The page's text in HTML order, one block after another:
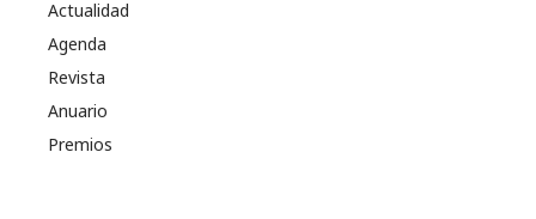
Actualidad
Agenda
Revista
Anuario
Premios